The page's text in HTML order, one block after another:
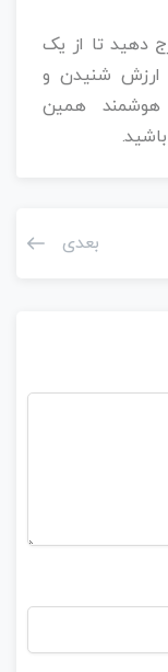
دهید تا از یک
ارزش شنیدن و
هوشمند همین
بعدی